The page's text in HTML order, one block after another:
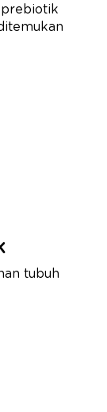
prebiotik
tubuh